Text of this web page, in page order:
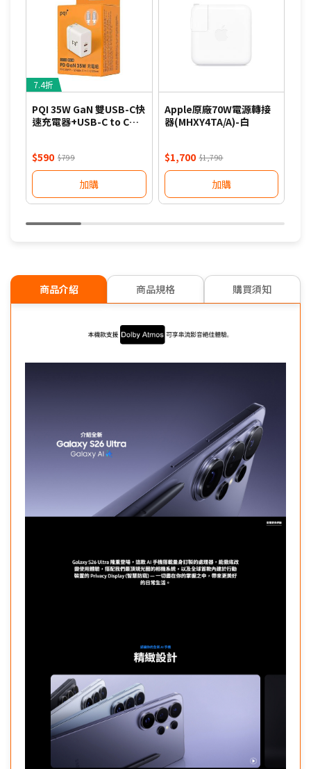
7.4折
PQI 35W GaN 雙USB-C快
速充電器+USB-C to C編
$590 $799
加購
Apple原廠70W電源轉接
器(MHXY4TA/A)-白
$1,700 $1,790
加購
商品介紹 商品規格 購買須知